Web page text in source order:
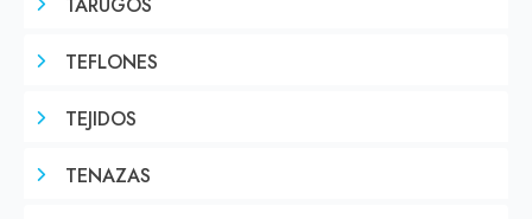
TARUGOS
TEFLONES
TEJIDOS
TENAZAS